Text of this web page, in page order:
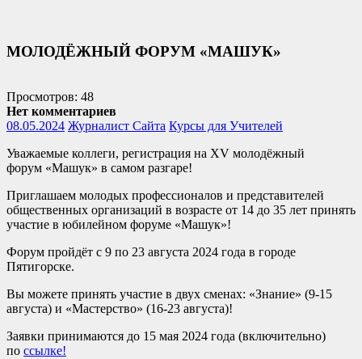
МОЛОДЁЖНЫЙ ФОРУМ «МАШУК»
Просмотров: 48
Нет комментариев
08.05.2024 Журналист Сайта Курсы для Учителей
Уважаемые коллеги, регистрация на XV молодёжный
форум «Машук» в самом разгаре!
Приглашаем молодых профессионалов и представителей
общественных организаций в возрасте от 14 до 35 лет принять
участие в юбилейном форуме «Машук»!
Форум пройдёт с 9 по 23 августа 2024 года в городе
Пятигорске.
Вы можете принять участие в двух сменах: «Знание» (9-15
августа) и «Мастерство» (16-23 августа)!
Заявки принимаются до 15 мая 2024 года (включительно)
по ссылке!